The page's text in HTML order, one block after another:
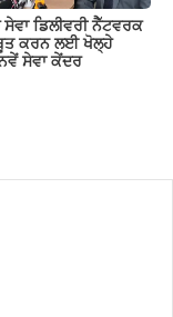
ਡਿਲੀਵਰੀ ਨੈੱਟਵਰਕ
ਕਰਨ ਲਈ ਖੋਲ੍ਹੇ
ਸੇਵਾ ਕੇਂਦਰ